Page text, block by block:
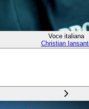
Voce italiana
Christian